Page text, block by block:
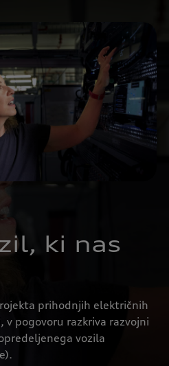
ki nas
prihodnjih električnih
v pogovoru razkriva razvojni
vozila